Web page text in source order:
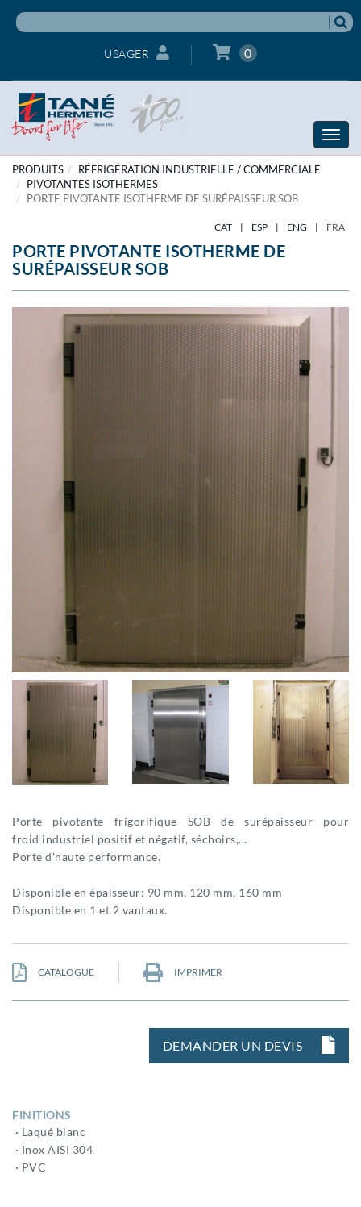
USAGER 0
Toggle
PRODUITS
RÉFRIGÉRATION INDUSTRIELLE / COMMERCIALE
PIVOTANTES ISOTHERMES
PORTE PIVOTANTE ISOTHERME DE SURÉPAISSEUR SOB
CAT | ESP | ENG | FRA
PORTE PIVOTANTE ISOTHERME DE
SURÉPAISSEUR SOB
Porte pivotante frigorifique SOB de surépaisseur pour
froid industriel positif et négatif, séchoirs,...
Porte d'haute performance.
Disponible en épaisseur: 90 mm, 120 mm, 160 mm
Disponible en 1 et 2 vantaux.
CATALOGUE IMPRIMER
DEMANDER UN DEVIS
FINITIONS
· Laqué blanc
· Inox AISI 304
· PVC